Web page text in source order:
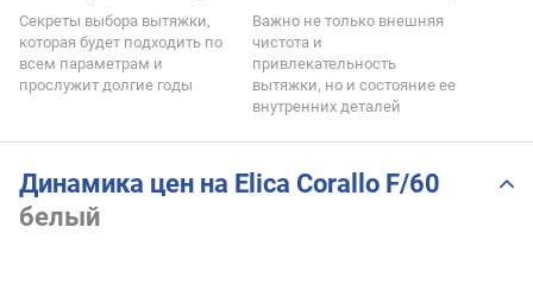
Секреты выбора вытяжки,
которая будет подходить по
всем параметрам и
прослужит долгие годы
Важно не только внешняя
чистота и
привлекательность
вытяжки, но и состояние ее
внутренних деталей
Динамика цен на Elica Corallo F/60
белый